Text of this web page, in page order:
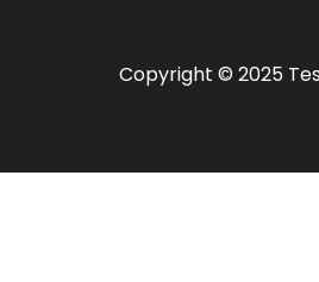
Copyright © 2025